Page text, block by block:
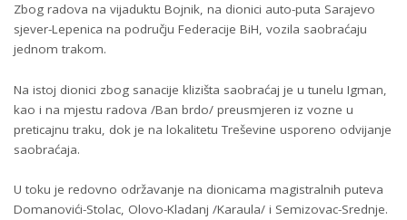
Zbog radova na vijaduktu Bojnik, na dionici auto-puta Sarajevo
sjever-Lepenica na području Federacije BiH, vozila saobraćaju
jednom trakom.
Na istoj dionici zbog sanacije klizišta saobraćaj je u tunelu Igman,
kao i na mjestu radova /Ban brdo/ preusmjeren iz vozne u
preticajnu traku, dok je na lokalitetu Treševine usporeno odvijanje
saobraćaja.
U toku je redovno održavanje na dionicama magistralnih puteva
Domanovići-Stolac, Olovo-Kladanj /Karaula/ i Semizovac-Srednje.